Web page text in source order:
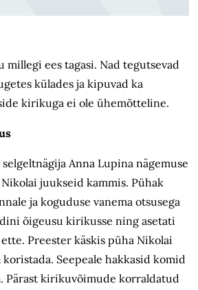
millegi ees tagasi. Nad tegutsevad
külades ja kipuvad ka
kirikuga ei ole ühemõtteline.
selgeltnägija Anna Lupina nägemuse
juukseid kammis. Pühak
ja koguduse vanema otsusega
õigeusu kirikusse ning asetati
Preester käskis püha Nikolai
Seepeale hakkasid komid
Pärast kirikuvõimude korraldatud